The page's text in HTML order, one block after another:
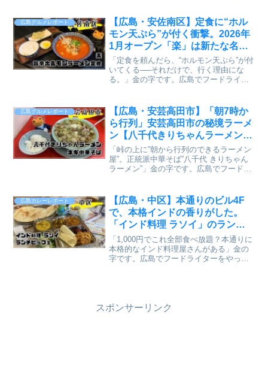
入りのお店のひとつです。17席しかない
小さな...
広島グルメレポート
【広島・安佐南区】定食に“ホル
モン天ぷら”が付く衝撃。2026年
1月オープン「楽」は新たな名店
の予感【かえるのピクルスと実食
レビュー】
「定食を頼んだら、“ホルモン天ぷら”が付
いてくる──それだけで、行く理由にな
る。」金の字です。広島でフードライタ
も見逃せない一軒が誕生しました。2026
年1月オープンの...
広島グルメレポート
【広島・安芸高田市】「朝7時か
ら行列」安芸高田市の秘境ラーメ
ン【八千代きりちゃんラーメン】
関東外唯一のちゃん系【かえるの
ピクルスと実食レビュー】
「峠の上に”朝から行列のできるラーメン
屋”。正統派中華そば”八千代 きりちゃん
ラーメン”」金の字です。広島でフードラ
る正統派中華そばの店。これが東京の味
だ！としっかり...
広島カレーレポート
【広島・中区】本通りのビル4F
で、本格インドの香りがした。
「インド料理 ラソイ」のランチ
ビュッフェで大満足だった件【か
えるのピクルスと実食レビュー】
「1,000円でこれ全部食べ放題？本通りに
本格的なインド料理屋さんがある」金の
字です。広島でフードライターをやって
スポンサーリンク